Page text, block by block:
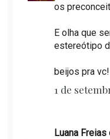
os
E olha que
estereótipo
beijos pra vc!
1 de
Luana Freias